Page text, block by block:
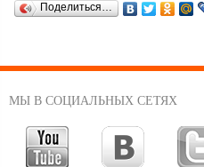
Поделиться…
МЫ В СОЦИАЛЬНЫХ СЕТЯХ